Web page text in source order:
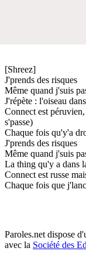
[Shreez]
J'prends des risques
Même quand j'suis
J'répète : l'oiseau
Connect est
s'passe)
Chaque fois qu'y'a
J'prends des risques
Même quand j'suis
La thing qu'y a dans
Connect est russe
Chaque fois que
Paroles.net dispose
avec la Société des